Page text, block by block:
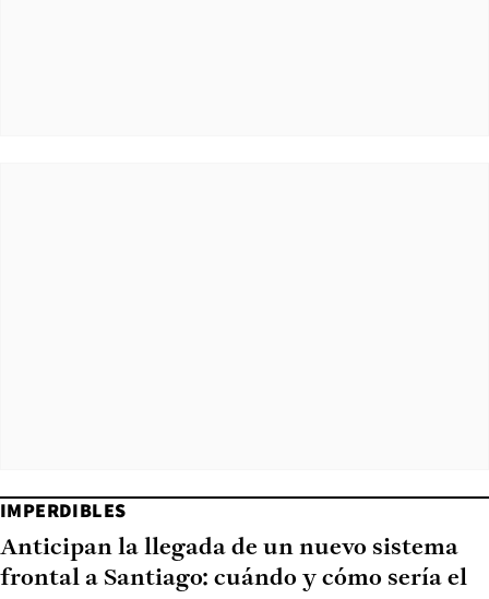
IMPERDIBLES
Anticipan la llegada de un nuevo sistema
frontal a Santiago: cuándo y cómo sería el